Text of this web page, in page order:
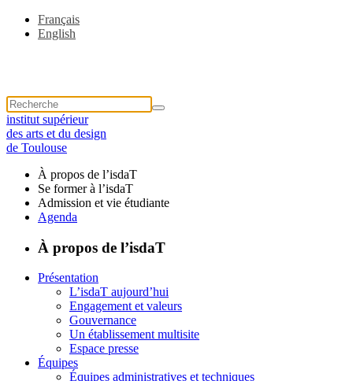
Français
English
institut supérieur
des arts et du design
de Toulouse
À propos de l’isdaT
Se former à l’isdaT
Admission et vie étudiante
Agenda
À propos de l’isdaT
Présentation
L’isdaT aujourd’hui
Engagement et valeurs
Gouvernance
Un établissement multisite
Espace presse
Équipes
Équipes administratives et techniques